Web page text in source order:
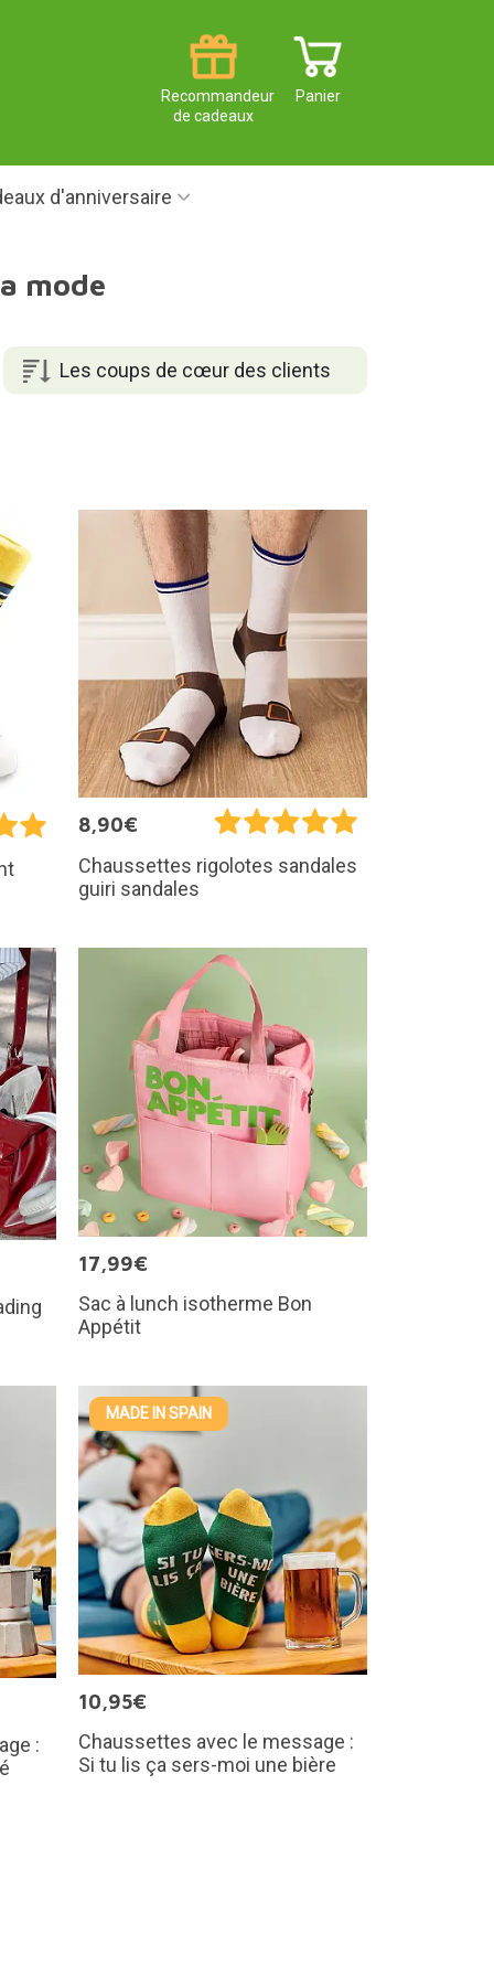
Panier
Recommandeur
de cadeaux
d'anniversaire
mode
Les coups de cœur des clients
8,90€
Chaussettes rigolotes sandales
guiri sandales
17,99€
Sac à lunch isotherme Bon
Appétit
:
MADE IN SPAIN
10,95€
Chaussettes avec le message :
Si tu lis ça sers-moi une bière